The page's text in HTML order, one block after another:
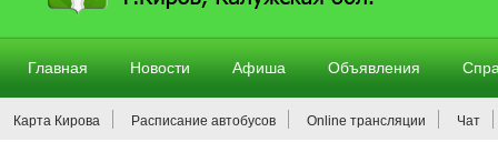
Главная Новости Афиша Объявления
Карта Кирова Расписание автобусов Online трансляции Чат